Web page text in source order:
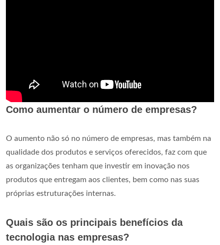
Como aumentar o número de empresas?
O aumento não só no número de empresas, mas também na
qualidade dos produtos e serviços oferecidos, faz com que
as organizações tenham que investir em inovação nos
produtos que entregam aos clientes, bem como nas suas
próprias estruturações internas.
Quais são os principais benefícios da
tecnologia nas empresas?